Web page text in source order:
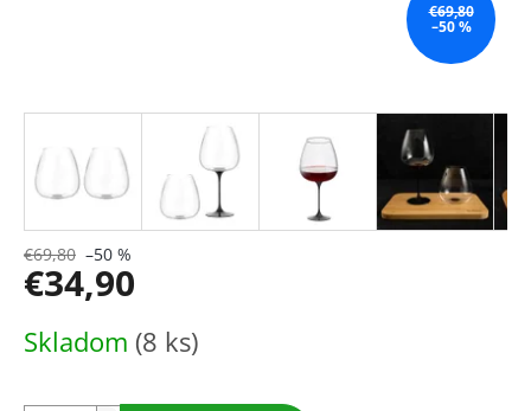
€69,80
–50 %
€69,80 –50 %
€34,90
cena:
Skladom (8 ks)